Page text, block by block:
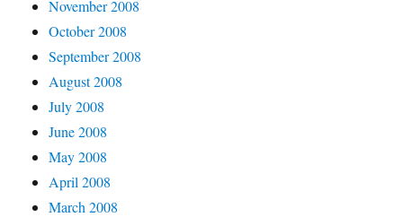
November 2008
October 2008
September 2008
August 2008
July 2008
June 2008
May 2008
April 2008
March 2008